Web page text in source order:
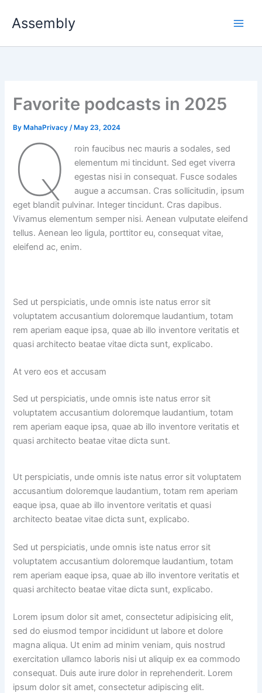
Assembly
Favorite podcasts in 2025
By MahaPrivacy/ May 23, 2024
Q
roin faucibus nec mauris a sodales, sed
elementum mi tincidunt. Sed eget viverra
egestas nisi in consequat. Fusce sodales
augue a accumsan. Cras sollicitudin, ipsum
eget blandit pulvinar. Integer tincidunt. Cras dapibus.
Vivamus elementum semper nisi. Aenean vulputate eleifend
tellus. Aenean leo ligula, porttitor eu, consequat vitae,
eleifend ac, enim.
Sed ut perspiciatis, unde omnis iste natus error sit
voluptatem accusantium doloremque laudantium, totam
rem aperiam eaque ipsa, quae ab illo inventore veritatis et
quasi architecto beatae vitae dicta sunt, explicabo.
At vero eos et accusam
Sed ut perspiciatis, unde omnis iste natus error sit
voluptatem accusantium doloremque laudantium, totam
rem aperiam eaque ipsa, quae ab illo inventore veritatis et
quasi architecto beatae vitae dicta sunt.
Ut perspiciatis, unde omnis iste natus error sit voluptatem
accusantium doloremque laudantium, totam rem aperiam
eaque ipsa, quae ab illo inventore veritatis et quasi
architecto beatae vitae dicta sunt, explicabo.
Sed ut perspiciatis, unde omnis iste natus error sit
voluptatem accusantium doloremque laudantium, totam
rem aperiam eaque ipsa, quae ab illo inventore veritatis et
quasi architecto beatae vitae dicta sunt, explicabo.
Lorem ipsum dolor sit amet, consectetur adipisicing elit,
sed do eiusmod tempor incididunt ut labore et dolore
magna aliqua. Ut enim ad minim veniam, quis nostrud
exercitation ullamco laboris nisi ut aliquip ex ea commodo
consequat. Duis aute irure dolor in reprehenderit. Lorem
ipsum dolor sit amet, consectetur adipiscing elit.